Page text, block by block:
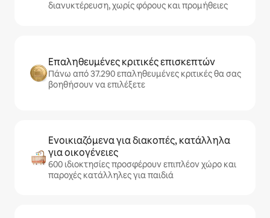
διανυκτέρευση, χωρίς φόρους και προμήθειες
Επαληθευμένες κριτικές επισκεπτών
Πάνω από 37.290 επαληθευμένες κριτικές θα σας
βοηθήσουν να επιλέξετε
Ενοικιαζόμενα για διακοπές, κατάλληλα
για οικογένειες
600 ιδιοκτησίες προσφέρουν επιπλέον χώρο και
παροχές κατάλληλες για παιδιά